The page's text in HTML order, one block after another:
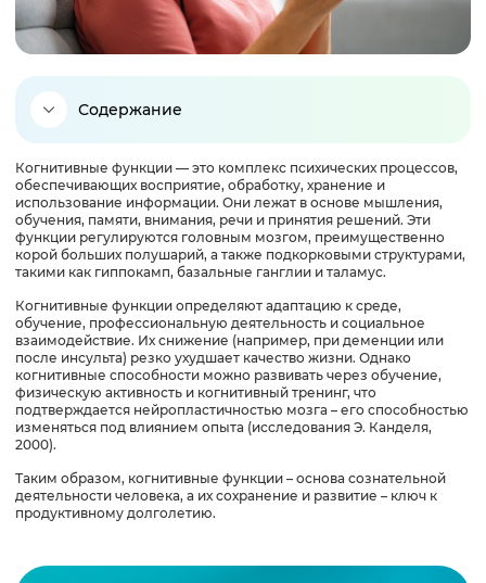
Содержание
Типы когнитивных функций мозга
Развитие когнитивных функций: нейробиологические
механизмы и факторы влияния
Шкалы оценки когнитивных функций: методы и
инструменты диагностики
Как улучшить когнитивные функции и тренировать
мозг
функциях, которые вас удивят
Когнитивные функции — это комплекс психических процессов,
обеспечивающих восприятие, обработку, хранение и
использование информации. Они лежат в основе мышления,
обучения, памяти, внимания, речи и принятия решений. Эти
функции регулируются головным мозгом, преимущественно
корой больших полушарий, а также подкорковыми структурами,
такими как гиппокамп, базальные ганглии и таламус.
Когнитивные функции определяют адаптацию к среде,
обучение, профессиональную деятельность и социальное
взаимодействие. Их снижение (например, при деменции или
после инсульта) резко ухудшает качество жизни. Однако
когнитивные способности можно развивать через обучение,
физическую активность и когнитивный тренинг, что
подтверждается нейропластичностью мозга – его способностью
изменяться под влиянием опыта (исследования Э. Канделя,
2000).
Таким образом, когнитивные функции – основа сознательной
деятельности человека, а их сохранение и развитие – ключ к
продуктивному долголетию.